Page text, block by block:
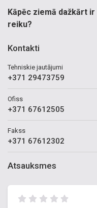
Kāpēc ziemā dažkārt
reiku?
Kontakti
Tehniskie jautājumi
+371 29473759
Ofiss
+371 67612505
Fakss
+371 67612302
Atsauksmes